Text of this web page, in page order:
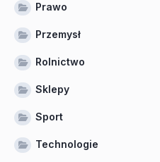
Prawo
Przemysł
Rolnictwo
Sklepy
Sport
Technologie